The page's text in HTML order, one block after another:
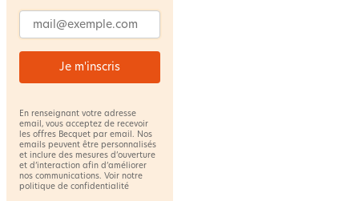
Adresse email
Je m'inscris
En renseignant votre adresse
email, vous acceptez de recevoir
les offres Becquet par email. Nos
emails peuvent être personnalisés
et inclure des mesures d’ouverture
et d’interaction afin d’améliorer
nos communications. Voir notre
politique de confidentialité